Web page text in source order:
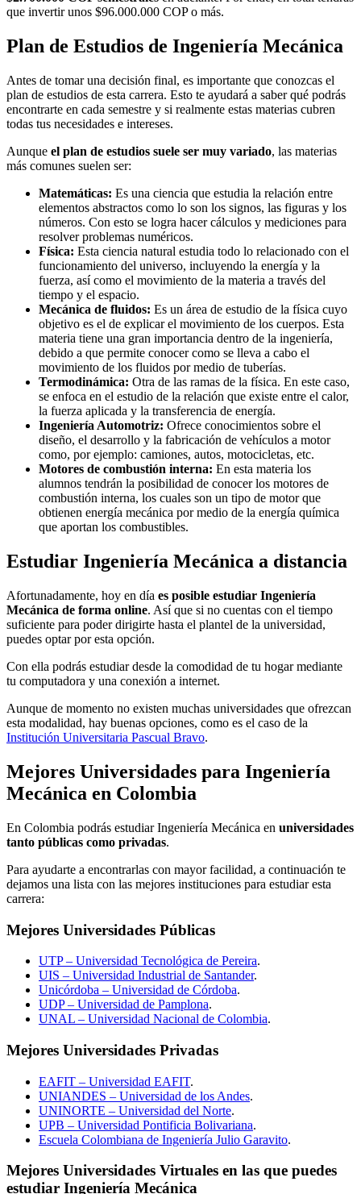
que invertir unos $96.000.000 COP o más.
Plan de Estudios de Ingeniería Mecánica
Antes de tomar una decisión final, es importante que conozcas el
plan de estudios de esta carrera. Esto te ayudará a saber qué podrás
encontrarte en cada semestre y si realmente estas materias cubren
todas tus necesidades e intereses.
Aunque el plan de estudios suele ser muy variado, las materias
más comunes suelen ser:
Matemáticas: Es una ciencia que estudia la relación entre
elementos abstractos como lo son los signos, las figuras y los
números. Con esto se logra hacer cálculos y mediciones para
resolver problemas numéricos.
Física: Esta ciencia natural estudia todo lo relacionado con el
funcionamiento del universo, incluyendo la energía y la
fuerza, así como el movimiento de la materia a través del
tiempo y el espacio.
Mecánica de fluidos: Es un área de estudio de la física cuyo
objetivo es el de explicar el movimiento de los cuerpos. Esta
materia tiene una gran importancia dentro de la ingeniería,
debido a que permite conocer como se lleva a cabo el
movimiento de los fluidos por medio de tuberías.
Termodinámica: Otra de las ramas de la física. En este caso,
se enfoca en el estudio de la relación que existe entre el calor,
la fuerza aplicada y la transferencia de energía.
Ingeniería Automotriz: Ofrece conocimientos sobre el
diseño, el desarrollo y la fabricación de vehículos a motor
como, por ejemplo: camiones, autos, motocicletas, etc.
Motores de combustión interna: En esta materia los
alumnos tendrán la posibilidad de conocer los motores de
combustión interna, los cuales son un tipo de motor que
obtienen energía mecánica por medio de la energía química
que aportan los combustibles.
Estudiar Ingeniería Mecánica a distancia
Afortunadamente, hoy en día es posible estudiar Ingeniería
Mecánica de forma online. Así que si no cuentas con el tiempo
suficiente para poder dirigirte hasta el plantel de la universidad,
puedes optar por esta opción.
Con ella podrás estudiar desde la comodidad de tu hogar mediante
tu computadora y una conexión a internet.
Aunque de momento no existen muchas universidades que ofrezcan
esta modalidad, hay buenas opciones, como es el caso de la
Institución Universitaria Pascual Bravo.
Mejores Universidades para Ingeniería
Mecánica en Colombia
En Colombia podrás estudiar Ingeniería Mecánica en universidades
tanto públicas como privadas.
Para ayudarte a encontrarlas con mayor facilidad, a continuación te
dejamos una lista con las mejores instituciones para estudiar esta
carrera:
Mejores Universidades Públicas
UTP – Universidad Tecnológica de Pereira.
UIS – Universidad Industrial de Santander.
Unicórdoba – Universidad de Córdoba.
UDP – Universidad de Pamplona.
UNAL – Universidad Nacional de Colombia.
Mejores Universidades Privadas
EAFIT – Universidad EAFIT.
UNIANDES – Universidad de los Andes.
UNINORTE – Universidad del Norte.
UPB – Universidad Pontificia Bolivariana.
Escuela Colombiana de Ingeniería Julio Garavito.
Mejores Universidades Virtuales en las que puedes
estudiar Ingeniería Mecánica